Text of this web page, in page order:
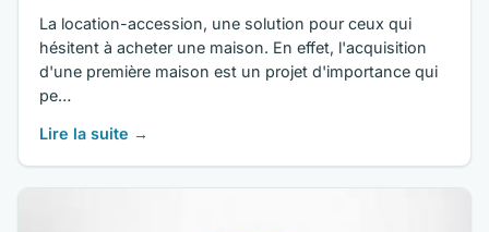
La location-accession, une solution pour ceux qui
hésitent à acheter une maison. En effet, l'acquisition
d'une première maison est un projet d'importance qui
pe…
Lire la suite →